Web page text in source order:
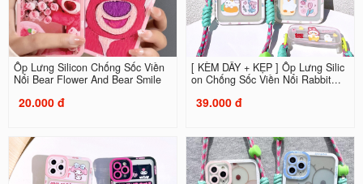
Ốp Lưng Silicon Chống Sốc Viền
Nổi Bear Flower And Bear Smile
20.000 đ
[ KÈM DÂY + KẸP ] Ốp Lưng Silic
on Chống Sốc Viền Nổi Rabbit...
39.000 đ